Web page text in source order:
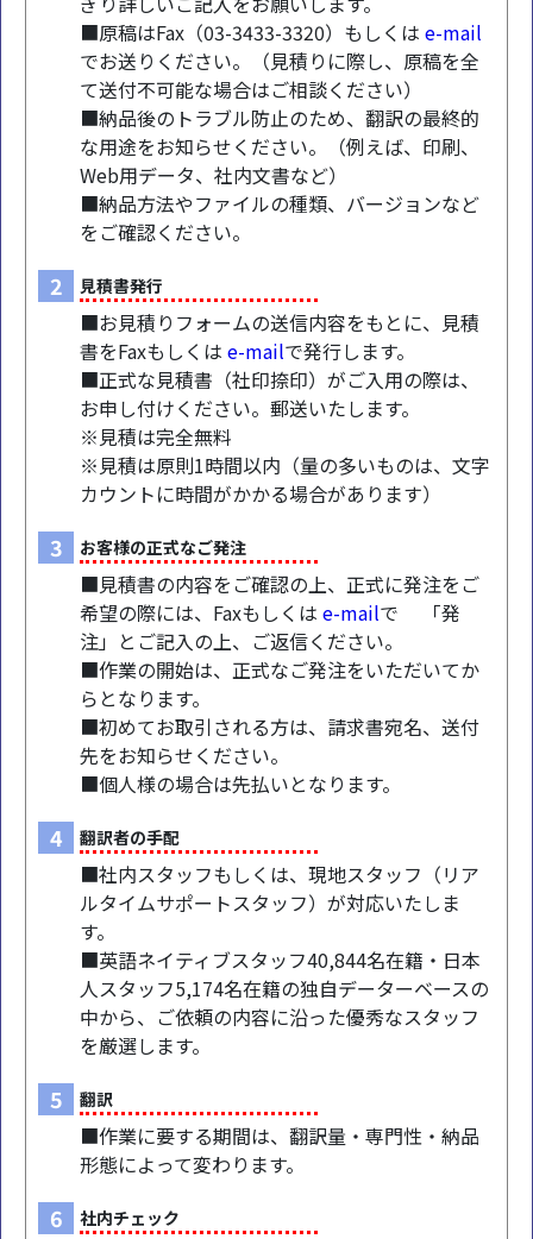
■原稿はFax（03-3433-3320）もしくは e-mail
でお送りください。（見積りに際し、原稿を全
て送付不可能な場合はご相談ください）
■納品後のトラブル防止のため、翻訳の最終的
な用途をお知らせください。（例えば、印刷、
Web用データ、社内文書など）
■納品方法やファイルの種類、バージョンなど
をご確認ください。
2 見積書発行
■お見積りフォームの送信内容をもとに、見積
書をFaxもしくは e-mailで発行します。
■正式な見積書（社印捺印）がご入用の際は、
お申し付けください。郵送いたします。
※見積は完全無料
※見積は原則1時間以内（量の多いものは、文字
カウントに時間がかかる場合があります）
3 お客様の正式なご発注
■見積書の内容をご確認の上、正式に発注をご
希望の際には、Faxもしくは e-mailで 「発
注」とご記入の上、ご返信ください。
■作業の開始は、正式なご発注をいただいてか
らとなります。
■初めてお取引される方は、請求書宛名、送付
先をお知らせください。
■個人様の場合は先払いとなります。
4 翻訳者の手配
■社内スタッフもしくは、現地スタッフ（リア
ルタイムサポートスタッフ）が対応いたしま
す。
■英語ネイティブスタッフ40,844名在籍・日本
人スタッフ5,174名在籍の独自データーベースの
中から、ご依頼の内容に沿った優秀なスタッフ
を厳選します。
5 翻訳
■作業に要する期間は、翻訳量・専門性・納品
形態によって変わります。
6 社内チェック